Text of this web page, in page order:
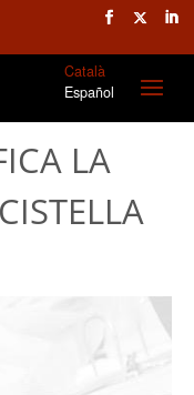
Català
Español
LA